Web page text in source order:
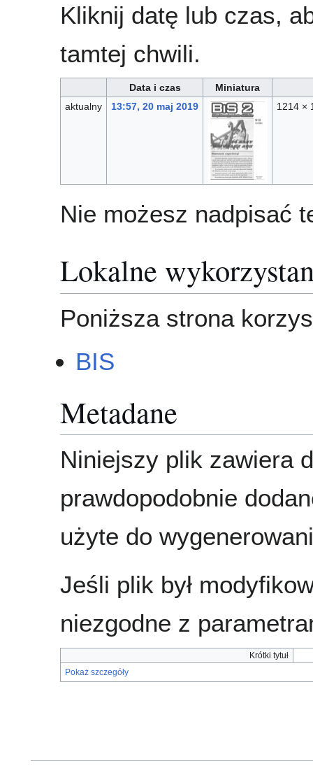
Kliknij datę lub czas,
tamtej chwili.
Data i czas
Miniatura
aktualny
13:57, 20 maj 2019 1214 ×
Nie możesz nadpisać
Lokalne
Poniższa strona
BIS
Metadane
Niniejszy plik zawiera
prawdopodobnie
użyte do
Jeśli plik był
niezgodne z
Krótki tytuł
Pokaż szczegóły